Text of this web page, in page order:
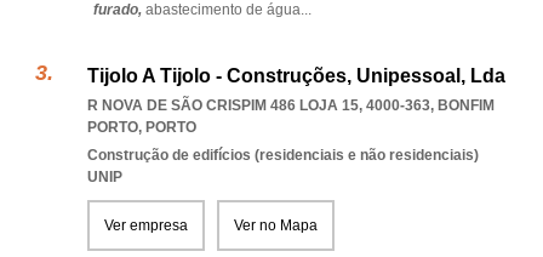
furado, abastecimento de água...
Tijolo A Tijolo - Construções, Unipessoal, Lda
R NOVA DE SÃO CRISPIM 486 LOJA 15, 4000-363, BONFIM
PORTO, PORTO
Construção de edifícios (residenciais e não residenciais)
UNIP
Ver empresa Ver no Mapa